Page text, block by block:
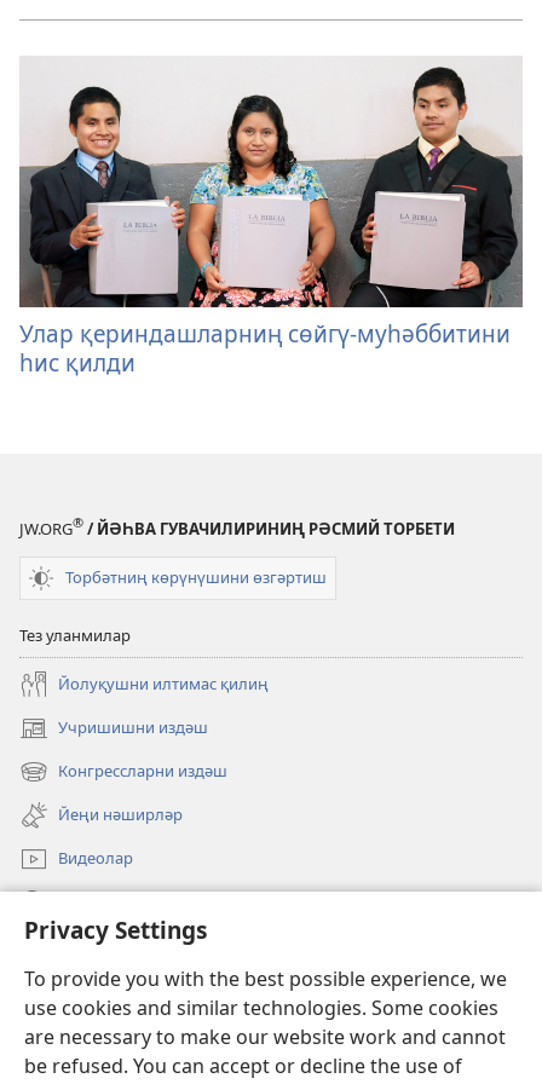
Privacy Settings
To provide you with the best possible experience, we
use cookies and similar technologies. Some cookies
are necessary to make our website work and cannot
be refused. You can accept or decline the use of
Улар қериндашларниң сөйгү-муһәббитини
һис қилди
JW.ORG® / ЙӘҺВА ГУВАЧИЛИРИНИҢ РӘСМИЙ ТОРБЕТИ
Торбәтниң көрүнүшини өзгәртиш
Тез уланмилар
Йолуқушни илтимас қилиң
Учришишни издәш
(opens
new
window)
Конгрессларни издәш
(opens
new
window)
Йеңи нәширләр
Видеолар
(opens
window)Күзитиш мунариниң ОНЛАЙН КИТАПХАНИСИ
(opens
new
®